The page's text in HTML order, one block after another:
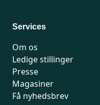
Services
Om os
Ledige stillinger
Presse
Magasiner
Få nyhedsbrev